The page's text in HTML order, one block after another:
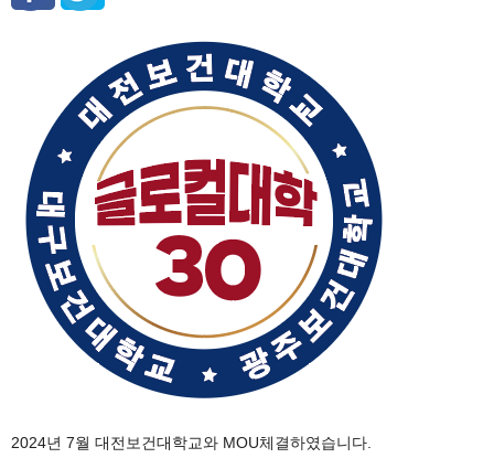
2024년 7월 대전보건대학교와 MOU체결하였습니다.